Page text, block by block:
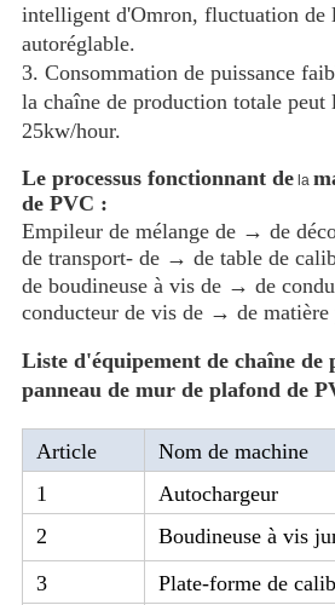
intelligent d'Omron, fluctuation de
autoréglable.
3. Consommation de puissance
la chaîne de production totale peut
25kw/hour.
Le processus fonctionnant dela
de PVC :
Empileur de mélange de → de
de transport- de → de table de
de boudineuse à vis de → de
conducteur de vis de → de matière
Liste d'équipement de chaîne de
panneau de mur de plafond de
Article
Nom de machine
1
Autochargeur
2
Boudineuse à vis
3
Plate-forme de